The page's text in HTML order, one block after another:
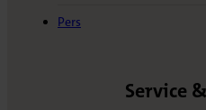
Pers
Service